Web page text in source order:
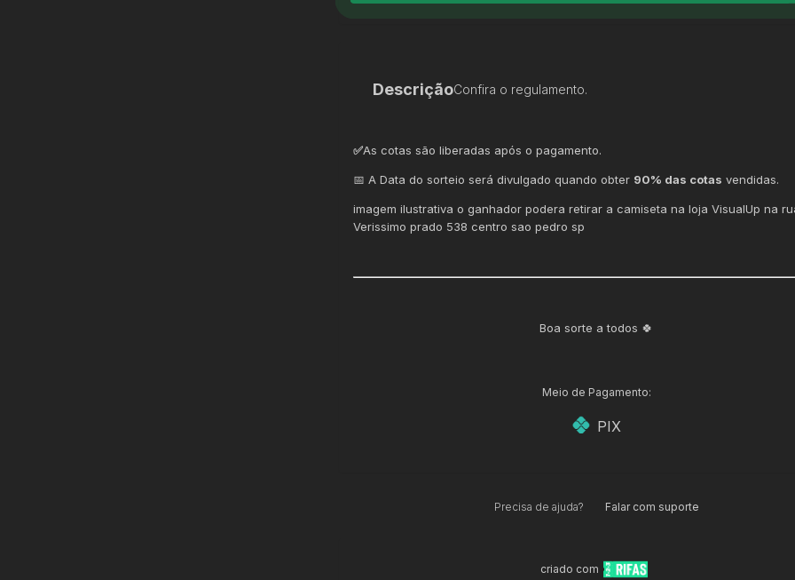
DescriçãoConfira o regulamento.
✅As cotas são liberadas após o pagamento.
📅 A Data do sorteio será divulgado quando obter 90% das cotas vendidas.
imagem ilustrativa o ganhador podera retirar a camiseta na loja VisualUp na
Verissimo prado 538 centro sao pedro sp
Boa sorte a todos 🍀
Meio de Pagamento:
PIX
Precisa de ajuda? Falar com suporte
criado com